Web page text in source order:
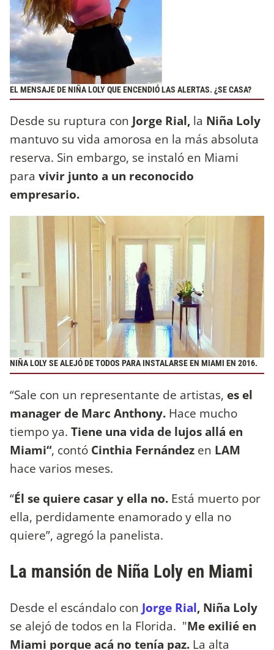
EL MENSAJE DE NIÑA LOLY QUE ENCENDIÓ LAS ALERTAS. ¿SE CASA?
Desde su ruptura con Jorge Rial, la Niña Loly
mantuvo su vida amorosa en la más absoluta
reserva. Sin embargo, se instaló en Miami
para vivir junto a un reconocido
empresario.
NIÑA LOLY SE ALEJÓ DE TODOS PARA INSTALARSE EN MIAMI EN 2016.
“Sale con un representante de artistas, es el
manager de Marc Anthony. Hace mucho
tiempo ya. Tiene una vida de lujos allá en
Miami“, contó Cinthia Fernández en LAM
hace varios meses.
“Él se quiere casar y ella no. Está muerto por
ella, perdidamente enamorado y ella no
quiere”, agregó la panelista.
La mansión de Niña Loly en Miami
Desde el escándalo con Jorge Rial, Niña Loly
se alejó de todos en la Florida. "Me exilié en
Miami porque acá no tenía paz. La alta